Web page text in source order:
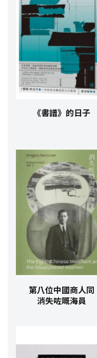
《書譜》的日子
第八位中國商人同
消失咗嘅海員